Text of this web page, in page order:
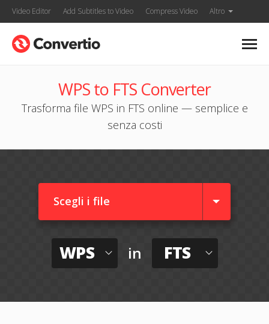
Video Editor Add Subtitles to Video Compress Video Altro
WPS to FTS Converter
Trasforma file WPS in FTS online — semplice e
senza costi
Scegli i file
WPS in FTS